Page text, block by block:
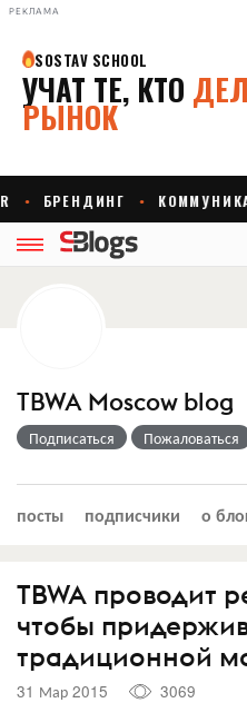
РЕКЛАМА
TBWA Moscow blog
Подписаться Пожаловаться
посты подписчики о
TBWA проводит
чтобы
традиционной
31 Мар 2015
3069